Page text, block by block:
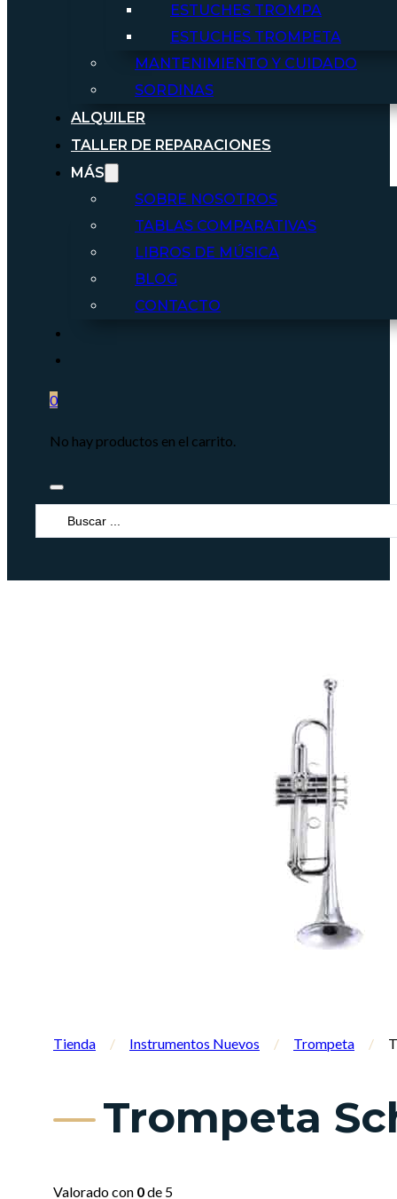
ESTUCHES TROMPA
ESTUCHES TROMPETA
MANTENIMIENTO Y CUIDADO
SORDINAS
ALQUILER
TALLER DE REPARACIONES
MÁS
SOBRE NOSOTROS
TABLAS COMPARATIVAS
LIBROS DE MÚSICA
BLOG
CONTACTO
0
No hay productos en el carrito.
Search
...
Tienda / Instrumentos Nuevos / Trompeta /
Trompeta
Valorado con 0de 5